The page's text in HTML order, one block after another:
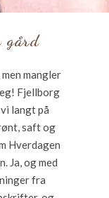
gård
mangler
Fjellborg
langt på
saft og
Hverdagen
Ja, og med
fra